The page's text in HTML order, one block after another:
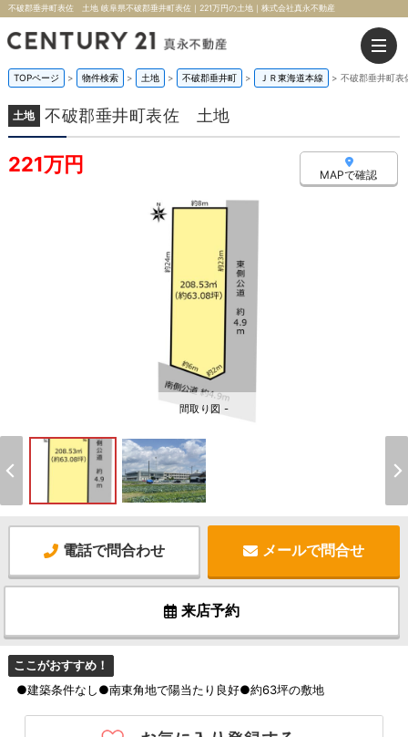
不破郡垂井町表佐 土地 岐阜県不破郡垂井町表佐｜221万円の土地｜株式会社真永不動産
TOPページ > 物件検索 > 土地 > 不破郡垂井町 > ＪＲ東海道本線 > 不破郡垂井町
土地 不破郡垂井町表佐 土地
221万円 MAPで確認
間取り図 -
電話で問合わせ メールで問合せ
来店予約
ここがおすすめ！
●建築条件なし●南東角地で陽当たり良好●約63坪の敷地